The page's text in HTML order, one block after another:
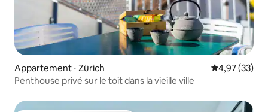
Appartement ⋅ Zürich Évaluation
4,97 (33)
Penthouse privé sur le toit dans la vieille ville